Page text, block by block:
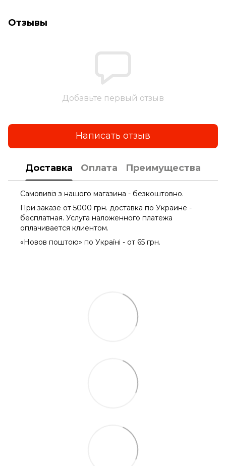
Отзывы
Добавьте первый отзыв
Написать отзыв
Доставка Оплата Преимущества
Самовивіз з нашого магазина - безкоштовно.
При заказе от 5000 грн. доставка по Украине -
бесплатная. Услуга наложенного платежа
оплачиваетcя клиентом.
«Новов поштою» по Україні - от 65 грн.